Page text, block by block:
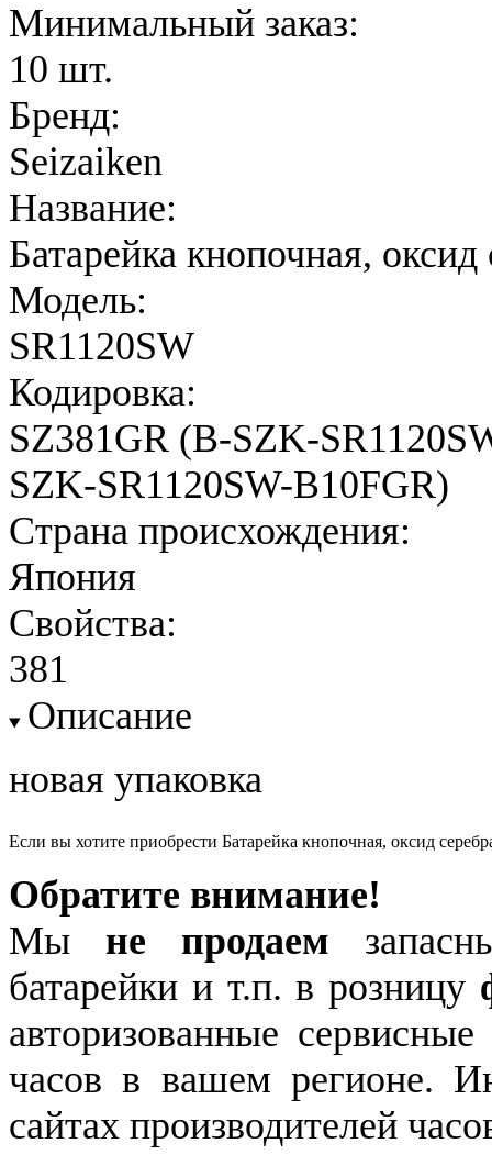
Минимальный заказ:
10 шт.
Бренд:
Seizaiken
Название:
Батарейка кнопочная, оксид
Модель:
SR1120SW
Кодировка:
SZ381GR (B-SZK-
SZK-SR1120SW-B10FGR)
Страна происхождения:
Япония
Свойства:
381
Описание
новая упаковка
Если вы хотите приобрести Батарейка кнопочная, оксид
Обратите внимание!
Мы не продаем
батарейки и т.п. в розницу
авторизованные
часов в вашем регионе.
сайтах производителей